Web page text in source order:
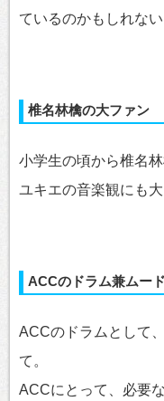
ているのかもしれない
椎名林檎の大ファン
小学生の頃から椎名林
ユキエの音楽観にも
ACCのドラム兼ムー
ACCのドラムとして
て。
ACCにとって、必要